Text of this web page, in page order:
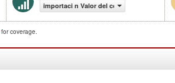
importaci n Valor del comercio (en miles
for coverage.